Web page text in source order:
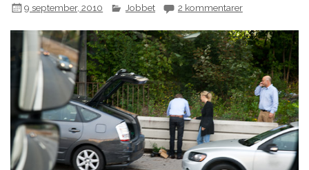
9 september, 2010
Jobbet 2 kommentarer